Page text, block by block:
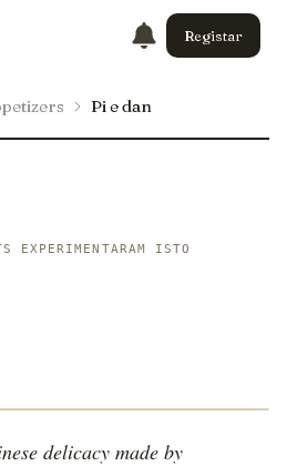
Registar
Pi e dan
EXPERIMENTARAM ISTO
delicacy made by